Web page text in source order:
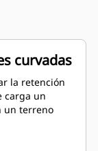
curvadas
la retención
carga un
un terreno